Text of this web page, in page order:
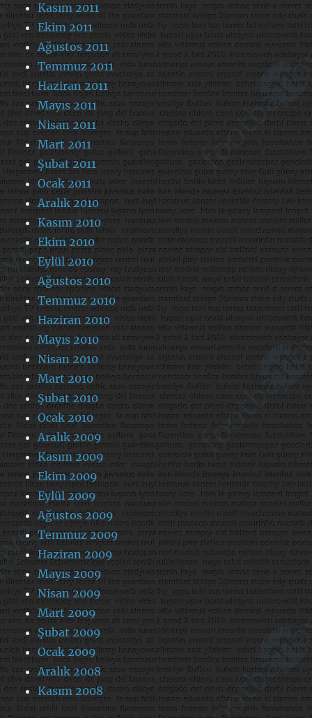
Kasım 2011
Ekim 2011
Ağustos 2011
Temmuz 2011
Haziran 2011
Mayıs 2011
Nisan 2011
Mart 2011
Şubat 2011
Ocak 2011
Aralık 2010
Kasım 2010
Ekim 2010
Eylül 2010
Ağustos 2010
Temmuz 2010
Haziran 2010
Mayıs 2010
Nisan 2010
Mart 2010
Şubat 2010
Ocak 2010
Aralık 2009
Kasım 2009
Ekim 2009
Eylül 2009
Ağustos 2009
Temmuz 2009
Haziran 2009
Mayıs 2009
Nisan 2009
Mart 2009
Şubat 2009
Ocak 2009
Aralık 2008
Kasım 2008